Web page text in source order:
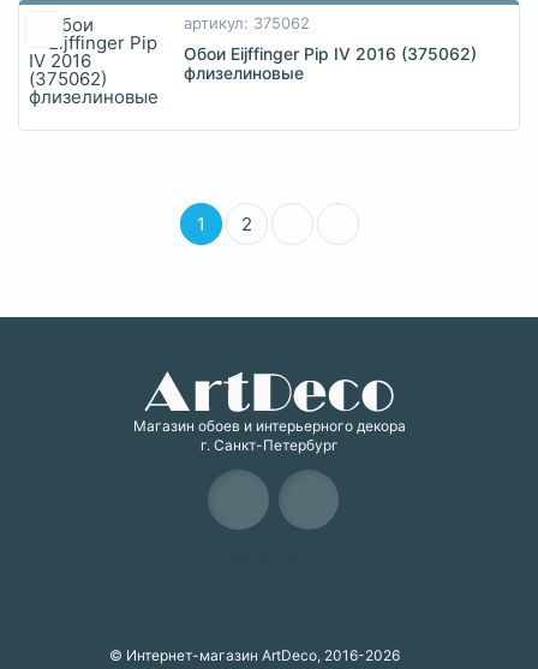
артикул: 375062
Обои Eijffinger Pip IV 2016 (375062)
флизелиновые
1 2
Магазин обоев и интерьерного декора
г. Санкт-Петербург
© Интернет-магазин ArtDeco, 2016-2026